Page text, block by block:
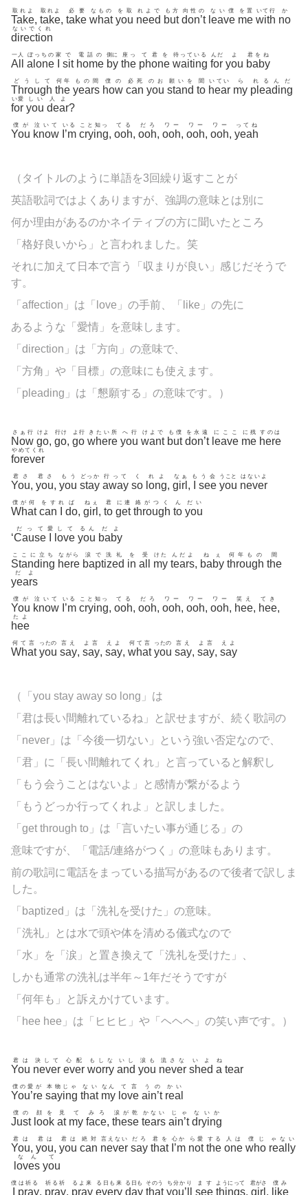
Take
取れよ
, take
取れよ
, take
必要
what
なもの
you
を取
need
れよで
but
も方
don’t
向性の
leave
ない僕
me
を置
with
いて行
no
か
direction
ないでくれ
All
一人
alone
ぼっちの 家
sit
で
home
電話の
by
側に
the
座っ
phone
て君を
waiting
待っている
for
んだ
you
よ
baby
君をね
Through
どうして
the
何年
years
もの間
how
僕の
can
必死
you
のお
stand
願いを
to
聞
hear
いてい
my
ら
pleading
れるんだ
for
い愛
you
しい
dear
人よ
?
You
僕が
know
泣いて
I’m
いる
crying
こと知っ
, ooh
てる
, ooh
だろ
, ooh
ワー
, ooh
ワー
, ooh
ワー
, yeah
ってね
（タイトルのように単語を3回繰り返すことが
英語歌詞ではよくありますが、強調の意味とは別に
何か理由があるのかネイティブの方に聞いたところ
「格好良いから」と言われました。笑
それに加えて日本で言う「収まりが良い」感じだそうで
す。
「 affection」は「love」の手前、「like」の先に
あるような「愛情」を意味します。
「 direction」は「方向」の意味で、
「方角」や「目標」の意味にも使えます。
「 pleading」は「懇願する」の意味です。 ）
Now
さぁ行
go
けよ
, go
行け
, go
よ行
where
きたい所
you
へ行
want
けよで
but
も僕
don’t
を永遠
leave
にここ
me
に残
here
すのは
forever
やめてくれ
You
君さ
, you
君さ
, you
もう
stay
どっか
away
行って
so
く
long
れよ
, girl
なぁ
,
も
see
う会
you
うこと
never
はないよ
What
僕が何
can
をす れ
do
ば
, girl
ねぇ
, to
君
get
に連
through
絡がつく
to
ん
you
だい
‘Cause
だって 愛
love
して
you
るん
baby
だよ
Standing
ここに立ち
here
ながら
baptized
涙で洗礼
in
を
all
受
my
けた
tears
んだよ
, baby
ねぇ
through
何年もの
the
間
years
だよ
You
僕が
know
泣いて
I’m
いる
crying
こと知っ
, ooh
てる
, ooh
だろ
, ooh
ワー
, ooh
ワー
, ooh
ワー
, hee
笑え
, hee
てき
,
hee
たよ
What
何て言
you
ったの
say
言え
, say
よ言
, say
えよ
, what
何て言
you
ったの
say
言え
, say
よ言
, say
えよ
（「you stay away so long」は
「君は長い間離れているね」と訳せますが、続く歌詞の
「never」は「今後一切ない」という強い否定なので、
「君」に「長い間離れてくれ」と言っていると解釈し
「もう会うことはないよ」と感情が繋がるよう
「もうどっか行ってくれよ」と訳しました。
「get through to」は「言いたい事が通じる」の
意味ですが、「電話/連絡がつく」の意味もあります。
前の歌詞に電話をまっている描写があるので後者で訳しま
した。
「 baptized」は「洗礼を受けた」の意味。
「洗礼」とは水で頭や体を清める儀式なので
「水」を「涙」と置き換えて「洗礼を受けた」、
しかも通常の洗礼は半年～1年だそうですが
「何年も」と訴えかけています。
「hee hee」は「ヒヒヒ」や「ヘヘヘ」の笑い声です。）
You
君は
never
決して
ever
心配
worry
もしな
and
いし
you
涙も
never
流さな
shed
いよ
a
ね
tear
You’re
僕の愛が
saying
本物じゃ
that
ない
my
なん
love
て言
ain’t
うの
real
かい
Just
僕の
look
顔を
at
見
my
て
face
みろ
, these
涙が乾
tears
かない
ain’t
じゃ
drying
ないか
You
君は
, you
君は
, you
君は
can
絶対
never
言えない
say
だろ
that
君を
I’m
心か
not
ら愛
the
する
one
人は
who
僕じ
really
ゃない
loves
なん
you
て
僕
pray
は祈る
, pray
祈る祈
, pray
るよ来
every
る日も来
day
る日も
that
そのう
you’ll
ち分かり
see
ます
things
ようにって
, girl
君がさ
, like
僕み